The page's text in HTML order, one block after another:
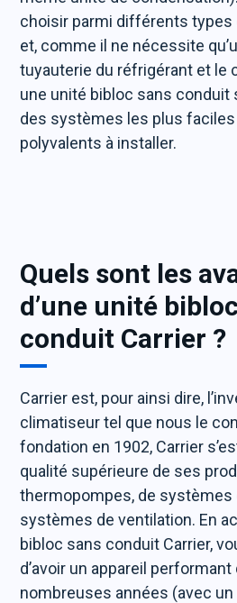
choisir parmi différents types
et, comme il ne nécessite
tuyauterie du réfrigérant et le
une unité bibloc sans conduit
des systèmes les plus
polyvalents à installer.
Quels sont les
d’une unité
conduit Carrier ?
Carrier est, pour ainsi dire,
climatiseur tel que nous le
fondation en 1902, Carrier
qualité supérieure de ses
thermopompes, de systèmes
systèmes de ventilation. En
bibloc sans conduit Carrier,
d’avoir un appareil performant
nombreuses années (avec